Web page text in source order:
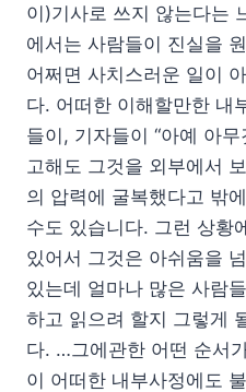
이)기사로 쓰지 않는다는
에서는 사람들이 진실을
어쩌면 사치스러운 일이
다. 어떠한 이해할만한 내
들이, 기자들이 “아예 아
고해도 그것을 외부에서
의 압력에 굴복했다고 밖
수도 있습니다. 그런 상황
있어서 그것은 아쉬움을
있는데 얼마나 많은 사람
하고 읽으려 할지 그렇게
다. …그에관한 어떤 순서
이 어떠한 내부사정에도